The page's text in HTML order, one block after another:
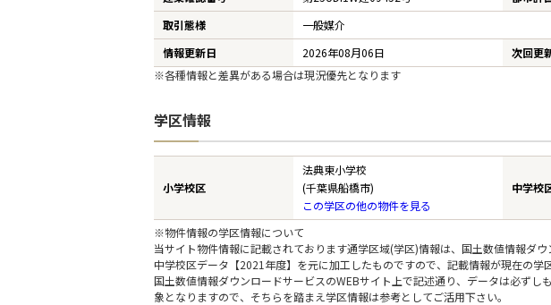
取引態様
一般媒介
情報更新日
2026年08月06日 次回更
※各種情報と差異がある場合は現況優先となります
学区情報
小学校区
法典東小学校
(千葉県船橋市)
この学区の他の物件を見る
中学校
※物件情報の学区情報について
当サイト物件情報に記載されております通学区域(学区)情報は、国土数値情報ダ
中学校区データ【2021年度】を元に加工したものですので、記載情報が現在の学
国土数値情報ダウンロードサービスのWEBサイト上で記述通り、データは必ず
象となりますので、そちらを踏まえ学区情報は参考としてご活用下さい。